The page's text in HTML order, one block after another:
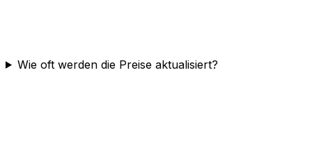
Wie oft werden die Preise aktualisiert?